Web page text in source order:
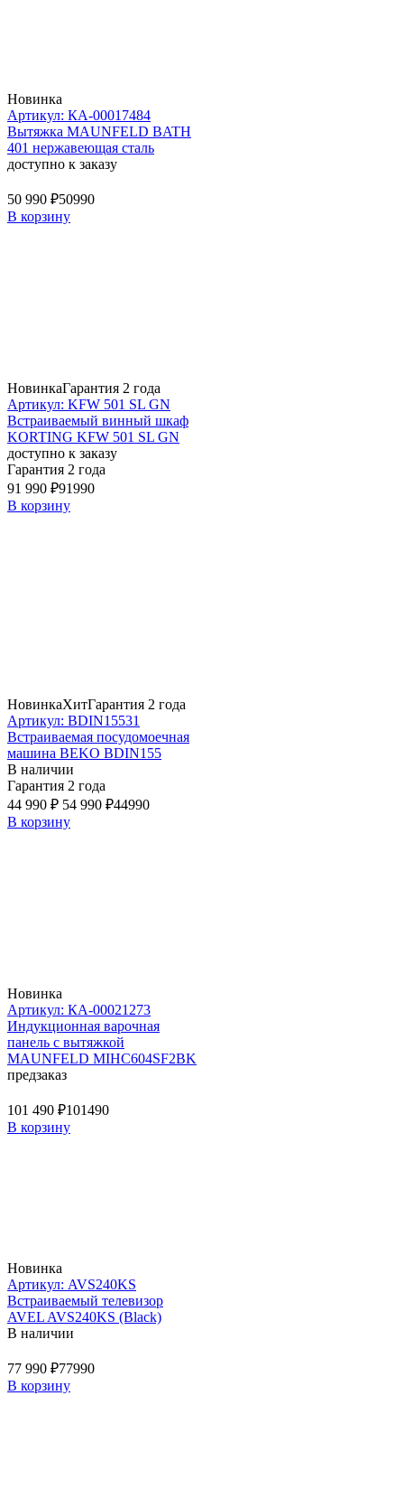
Новинка
Артикул: КА-00017484
Вытяжка MAUNFELD BATH
401 нержавеющая сталь
доступно к заказу
50 990 ₽50990
В корзину
НовинкаГарантия 2 года
Артикул: KFW 501 SL GN
Встраиваемый винный шкаф
KORTING KFW 501 SL GN
доступно к заказу
Гарантия 2 года
91 990 ₽91990
В корзину
НовинкаХитГарантия 2 года
Артикул: BDIN15531
Встраиваемая посудомоечная
машина BEKO BDIN155
В наличии
Гарантия 2 года
44 990 ₽ 54 990 ₽44990
В корзину
Новинка
Артикул: КА-00021273
Индукционная варочная
панель с вытяжкой
MAUNFELD MIHC604SF2BK
предзаказ
101 490 ₽101490
В корзину
Новинка
Артикул: AVS240KS
Встраиваемый телевизор
AVEL AVS240KS (Black)
В наличии
77 990 ₽77990
В корзину